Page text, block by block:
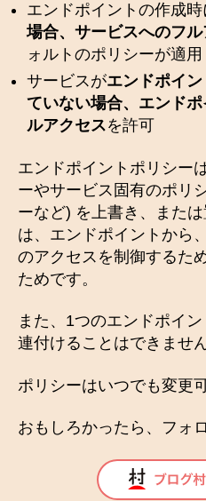
エンドポイントの作成時
場合、サービスへのフ
ォルトのポリシーが適用
サービスがエンドポイ
ていない場合、エンド
ルアクセスを許可
エンドポイントポリシー
ーやサービス固有のポリ
ーなど) を上書き、また
は、エンドポイントから
のアクセスを制御するた
ためです。
また、1つのエンドポイ
連付けることはできません
ポリシーはいつでも変更
おもしろかったら、フォ